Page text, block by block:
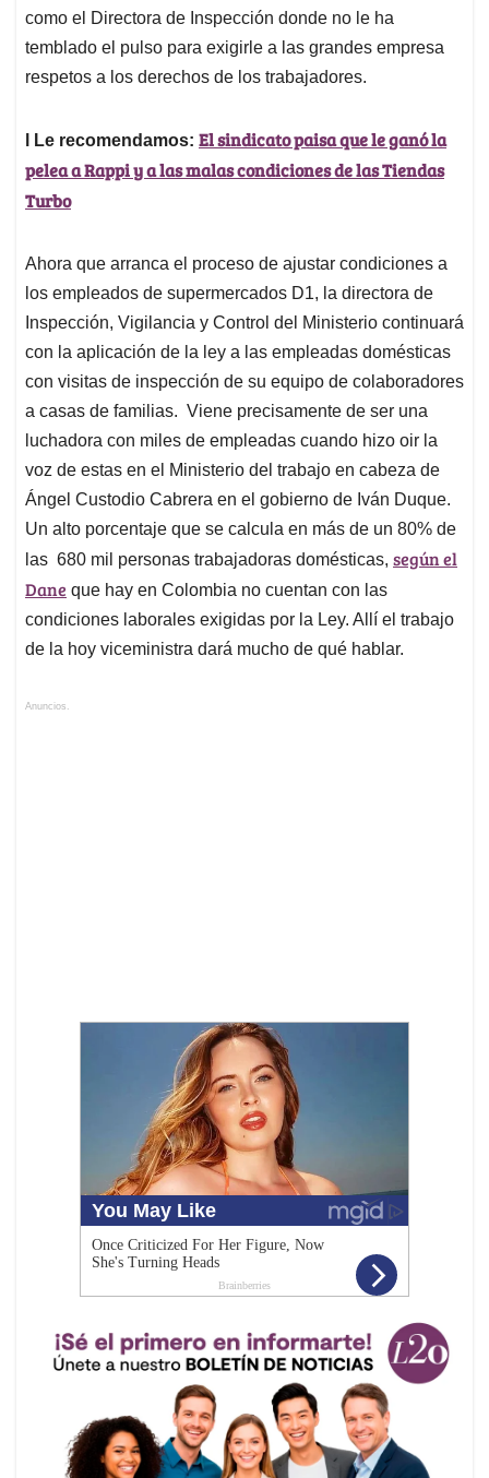
como el Directora de Inspección donde no le ha
temblado el pulso para exigirle a las grandes empresa
respetos a los derechos de los trabajadores.
l Le recomendamos: El sindicato paisa que le ganó la
pelea a Rappi y a las malas condiciones de las Tiendas
Turbo
Ahora que arranca el proceso de ajustar condiciones a
los empleados de supermercados D1, la directora de
Inspección, Vigilancia y Control del Ministerio continuará
con la aplicación de la ley a las empleadas domésticas
con visitas de inspección de su equipo de colaboradores
a casas de familias. Viene precisamente de ser una
luchadora con miles de empleadas cuando hizo oir la
voz de estas en el Ministerio del trabajo en cabeza de
Ángel Custodio Cabrera en el gobierno de Iván Duque.
Un alto porcentaje que se calcula en más de un 80% de
las 680 mil personas trabajadoras domésticas, según el
Dane que hay en Colombia no cuentan con las
condiciones laborales exigidas por la Ley. Allí el trabajo
de la hoy viceministra dará mucho de qué hablar.
Anuncios.